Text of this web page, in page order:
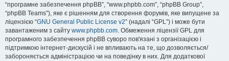
“програмне забезпечення phpBB”, “www.phpbb.com”, “phpBB Group”,
“phpBB Teams”), яке є рішенням для створення форумів, яке випущене за
ліцензією “GNU General Public License v2” (надалі “GPL”) і може бути
завантаженим з сайту www.phpbb.com. Обмеження ліцензії GPL для
програмного забезпечення phpBB суворо пов'язані з організацією і
підтримкою інтернет-дискусій і не впливають на те, що дозволяється/
забороняється адміністрацією чи на поведінку в них. Для додаткової